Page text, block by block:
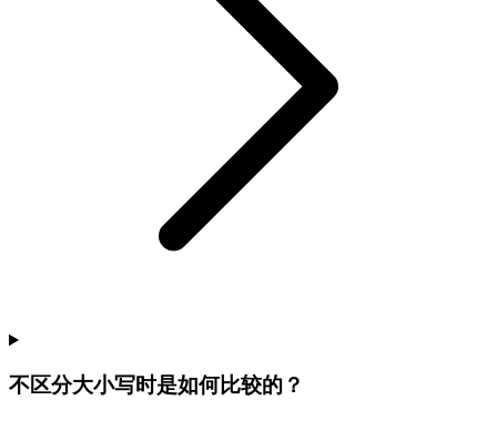
不区分大小写时是如何比较的？